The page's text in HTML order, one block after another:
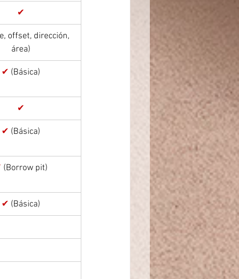
✔
offset, dirección,
área)
✔ (Básica)
✔
✔ (Básica)
(Borrow pit)
✔ (Básica)